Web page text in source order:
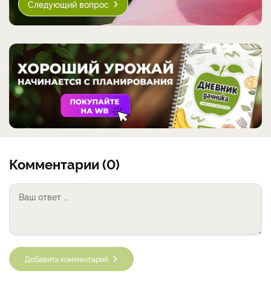
Следующий вопрос
Комментарии (0)
Добавить комментарий